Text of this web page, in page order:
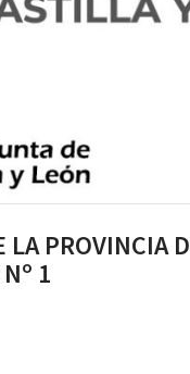
PROVINCIA
1